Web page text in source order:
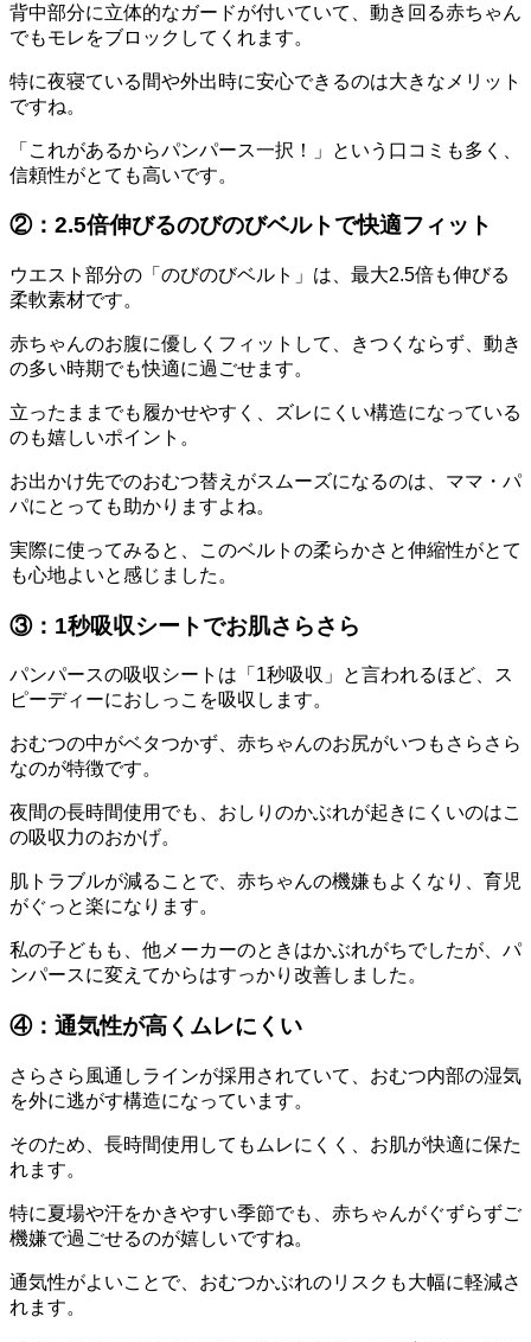
背中部分に立体的なガードが付いていて、動き回る赤ちゃん
でもモレをブロックしてくれます。
特に夜寝ている間や外出時に安心できるのは大きなメリット
ですね。
「これがあるからパンパース一択！」という口コミも多く、
信頼性がとても高いです。
②：2.5倍伸びるのびのびベルトで快適フィット
ウエスト部分の「のびのびベルト」は、最大2.5倍も伸びる
柔軟素材です。
赤ちゃんのお腹に優しくフィットして、きつくならず、動き
の多い時期でも快適に過ごせます。
立ったままでも履かせやすく、ズレにくい構造になっている
のも嬉しいポイント。
お出かけ先でのおむつ替えがスムーズになるのは、ママ・パ
パにとっても助かりますよね。
実際に使ってみると、このベルトの柔らかさと伸縮性がとて
も心地よいと感じました。
③：1秒吸収シートでお肌さらさら
パンパースの吸収シートは「1秒吸収」と言われるほど、ス
ピーディーにおしっこを吸収します。
おむつの中がベタつかず、赤ちゃんのお尻がいつもさらさら
なのが特徴です。
夜間の長時間使用でも、おしりのかぶれが起きにくいのはこ
の吸収力のおかげ。
肌トラブルが減ることで、赤ちゃんの機嫌もよくなり、育児
がぐっと楽になります。
私の子どもも、他メーカーのときはかぶれがちでしたが、パ
ンパースに変えてからはすっかり改善しました。
④：通気性が高くムレにくい
さらさら風通しラインが採用されていて、おむつ内部の湿気
を外に逃がす構造になっています。
そのため、長時間使用してもムレにくく、お肌が快適に保た
れます。
特に夏場や汗をかきやすい季節でも、赤ちゃんがぐずらずご
機嫌で過ごせるのが嬉しいですね。
通気性がよいことで、おむつかぶれのリスクも大幅に軽減さ
れます。